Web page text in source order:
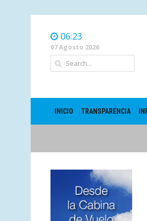
06:23
07 Agosto 2026
INICIO TRANSPARENCIA